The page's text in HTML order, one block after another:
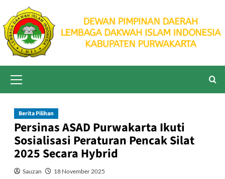
content
Menu
Berita Pilihan
Persinas ASAD Purwakarta Ikuti
Sosialisasi Peraturan Pencak Silat
2025 Secara Hybrid
Sauzan 18 November 2025